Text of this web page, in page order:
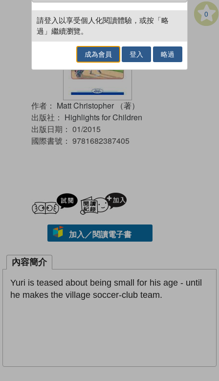
0
作者： Matt Christopher （著）
出版社： Highlights for Children
出版日期： 01/2015
國際書號： 9781682387405
試閲
加入／閱讀電子書
內容簡介
Yuri is teased about being small for his age - until
he makes the village soccer-club team.
請登入以享受個人化閱讀體驗，或按「略
過」繼續瀏覽。
成為會員 登入 略過